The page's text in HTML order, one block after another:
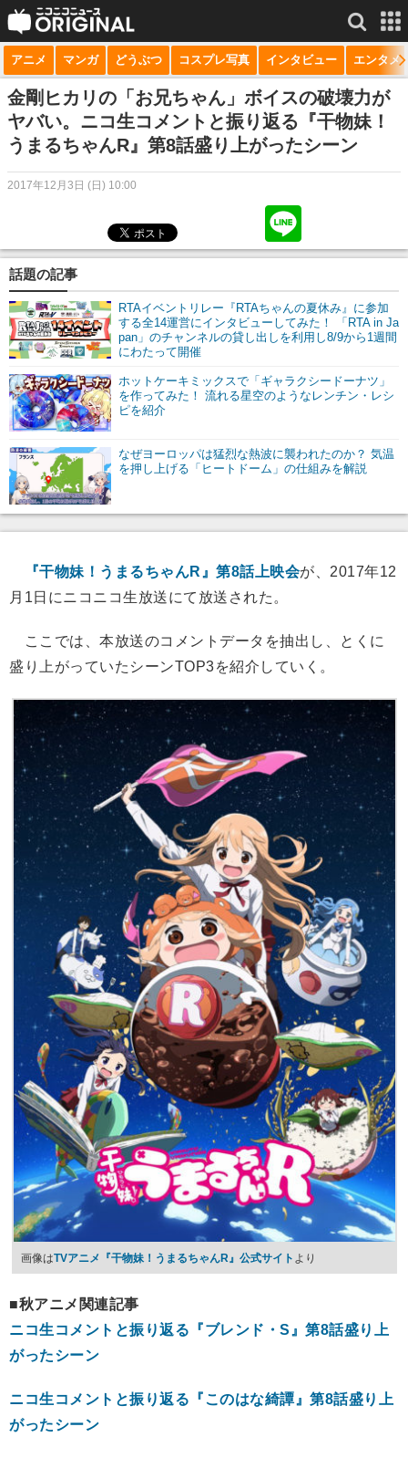
サービス一覧 もっと見る
niconico
動画
生放送
マンガ
ニコニコQ
アニメ マンガ どうぶつ コスプレ写真 インタビュー エンタメ
金剛ヒカリの「お兄ちゃん」ボイスの破壊力が
ヤバい。ニコ生コメントと振り返る『干物妹！
うまるちゃんR』第8話盛り上がったシーン
2017年12月3日 (日) 10:00
話題の記事
RTAイベントリレー『RTAちゃんの夏休み』に参加
する全14運営にインタビューしてみた！ 「RTA in Ja
pan」のチャンネルの貸し出しを利用し8/9から1週間
にわたって開催
ホットケーキミックスで「ギャラクシードーナツ」
を作ってみた！ 流れる星空のようなレンチン・レシ
ピを紹介
なぜヨーロッパは猛烈な熱波に襲われたのか？ 気温
を押し上げる「ヒートドーム」の仕組みを解説
『干物妹！うまるちゃんR』第8話上映会が、2017年12
月1日にニコニコ生放送にて放送された。
ここでは、本放送のコメントデータを抽出し、とくに
盛り上がっていたシーンTOP3を紹介していく。
画像はTVアニメ『干物妹！うまるちゃんR』公式サイト より
■秋アニメ関連記事
ニコ生コメントと振り返る『ブレンド・S』第8話盛り上
がったシーン
ニコ生コメントと振り返る『このはな綺譚』第8話盛り上
がったシーン